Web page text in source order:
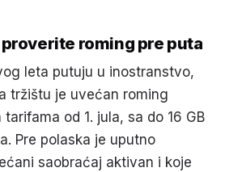
roming pre puta
leta putuju u inostranstvo,
tržištu je uvećan roming
od 1. jula, sa do 16 GB
Pre polaska je uputno
saobraćaj aktivan i koje